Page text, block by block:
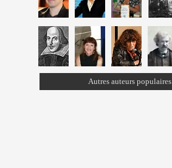
Autres auteurs populaires